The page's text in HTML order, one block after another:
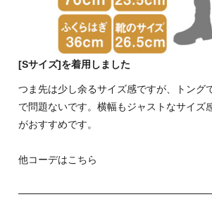
[Sサイズ]を着用しました
つま先は少し余るサイズ感ですが、トング
で問題ないです。横幅もジャストなサイズ
がおすすめです。
他コーデはこちら